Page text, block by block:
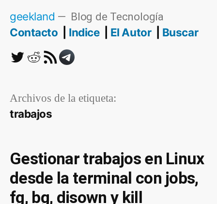
geekland Blog de Tecnología
Contacto Indice El Autor Buscar
TwitterReddit
RSSTelegram
Archivos de la etiqueta:
trabajos
Gestionar trabajos en Linux
desde la terminal con jobs,
fg, bg, disown y kill